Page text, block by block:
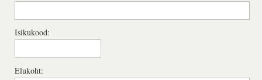
Isikukood:
Elukoht: